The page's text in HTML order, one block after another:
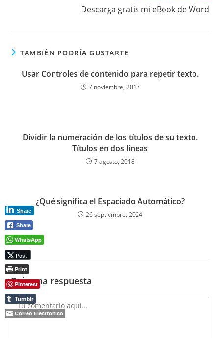
Descarga gratis mi eBook de Word
TAMBIÉN PODRÍA GUSTARTE
Usar Controles de contenido para repetir texto.
7 noviembre, 2017
Dividir la numeración de los títulos de su texto.
Títulos en dos líneas
7 agosto, 2018
¿Qué significa el Espaciado Automático?
26 septiembre, 2024
Deja una respuesta
Comentario
Share
Share
WhatsApp
Post
Print
Pinterest
Tumblr
Correo Electrónico